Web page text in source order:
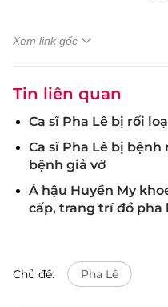
Xem link gốc
Tin liên quan
Ca sĩ Pha Lê bị rối
Ca sĩ Pha Lê bị
bệnh giả vờ
Á hậu Huyền My
cấp, trang trí đồ pha
Chủ đề: Pha Lê